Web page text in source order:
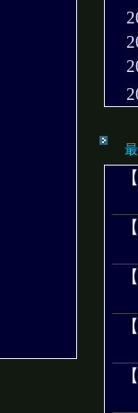
【
【
【
【
【